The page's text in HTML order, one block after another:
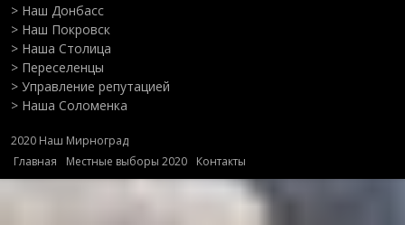
> Наш Донбасс
> Наш Покровск
> Наша Столица
> Переселенцы
> Управление репутацией
> Наша Соломенка
2020 Наш Мирноград
Главная
Местные выборы 2020 Контакты